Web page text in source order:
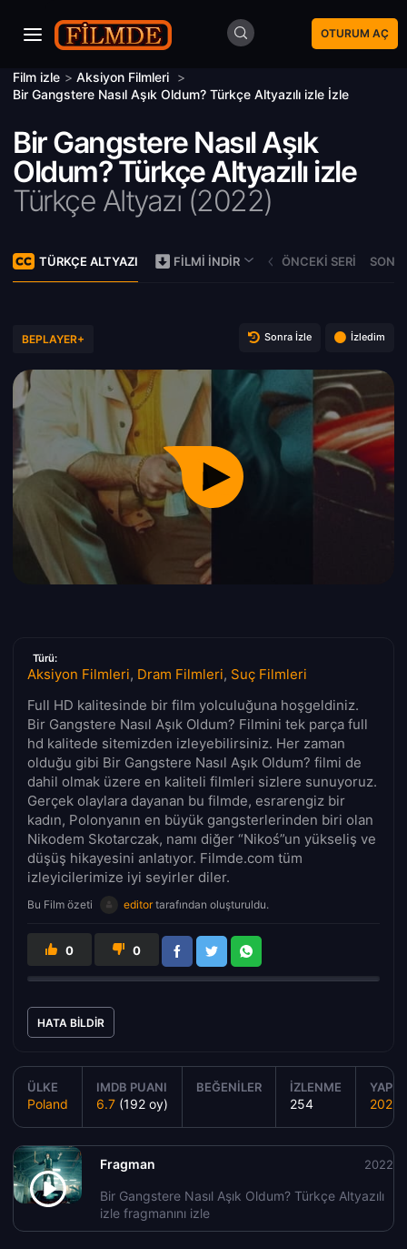
OTURUM AÇ
Film izle > Aksiyon Filmleri >
Bir Gangstere Nasıl Aşık Oldum? Türkçe Altyazılı izle İzle
Bir Gangstere Nasıl Aşık
Oldum? Türkçe Altyazılı izle
Türkçe Altyazı (2022)
TÜRKÇE ALTYAZI FILMI İNDIR ÖNCEKI SERI
BEPLAYER+ Sonra İzle İzledim
Türü:
Aksiyon Filmleri, Dram Filmleri, Suç Filmleri
Full HD kalitesinde bir film yolculuğuna hoşgeldiniz.
Bir Gangstere Nasıl Aşık Oldum? Filmini tek parça full
hd kalitede sitemizden izleyebilirsiniz. Her zaman
olduğu gibi Bir Gangstere Nasıl Aşık Oldum? filmi de
dahil olmak üzere en kaliteli filmleri sizlere sunuyoruz.
Gerçek olaylara dayanan bu filmde, esrarengiz bir
kadın, Polonyanın en büyük gangsterlerinden biri olan
Nikodem Skotarczak, namı diğer “Nikoś”un yükseliş ve
düşüş hikayesini anlatıyor. Filmde.com tüm
izleyicilerimize iyi seyirler diler.
Bu Film özeti editortarafından oluşturuldu.
0 0
HATA BILDIR
ÜLKE
Poland
IMDB PUANI
6.7 (192 oy)
BEĞENILER İZLENME
254 2022
Fragman
Bir Gangstere Nasıl Aşık Oldum? Türkçe Altyazılı
izle fragmanını izle
2022